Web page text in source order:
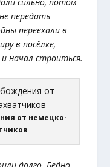
передать
переехали в
в посёлке,
и начал строиться.
от немецко-